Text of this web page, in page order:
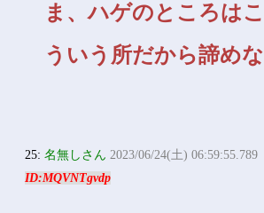
ま、ハゲのところはこ
ういう所だから諦めな
25:名無しさん 2023/06/24(土) 06:59:55.789
ID:MQVNTgvdp